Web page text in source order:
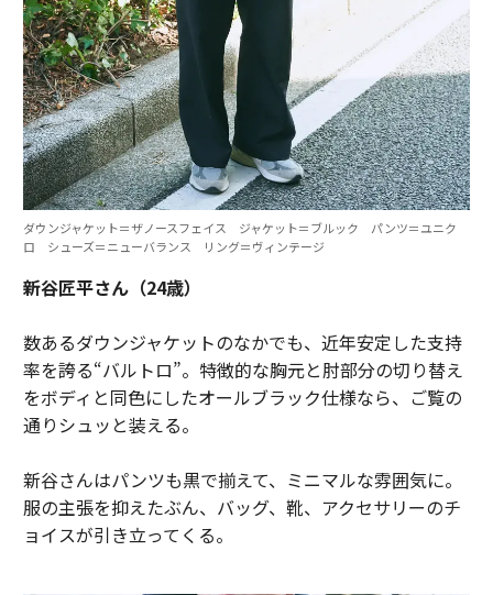
ダウンジャケット＝ザノースフェイス ジャケット＝ブルック パンツ＝ユニク
ロ シューズ＝ニューバランス リング＝ヴィンテージ
新谷匠平さん（24歳）
数あるダウンジャケットのなかでも、近年安定した支持
率を誇る“バルトロ”。特徴的な胸元と肘部分の切り替え
をボディと同色にしたオールブラック仕様なら、ご覧の
通りシュッと装える。
新谷さんはパンツも黒で揃えて、ミニマルな雰囲気に。
服の主張を抑えたぶん、バッグ、靴、アクセサリーのチ
ョイスが引き立ってくる。